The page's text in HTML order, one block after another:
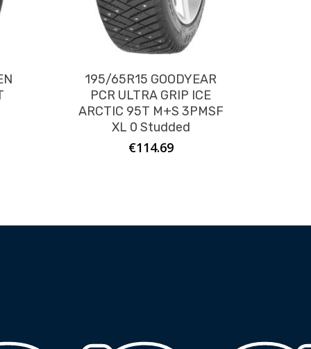
195/65R15 GOODYEAR
PCR ULTRA GRIP ICE
ARCTIC 95T M+S 3PMSF
XL 0 Studded
€114.69